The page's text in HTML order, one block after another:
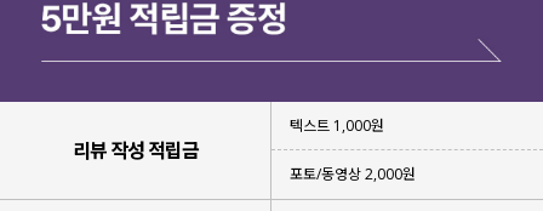
리뷰 작성 적립금
텍스트 1,000원
포토/동영상 2,000원